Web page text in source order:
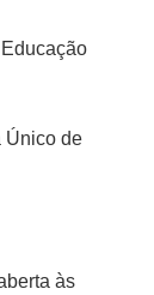
Único de
às